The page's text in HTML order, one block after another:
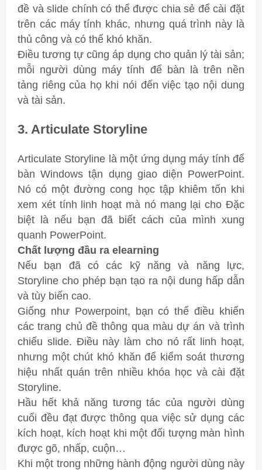
đề và slide chính có thể được chia sẻ để cài đặt
trên các máy tính khác, nhưng quá trình này là
thủ công và có thể khó khăn.
Điều tương tự cũng áp dụng cho quản lý tài sản;
mỗi người dùng máy tính để bàn là trên nền
tảng riêng của họ khi nói đến việc tạo nội dung
và tài sản.
3. Articulate Storyline
Articulate Storyline là một ứng dụng máy tính để
bàn Windows tận dụng giao diện PowerPoint.
Nó có một đường cong học tập khiêm tốn khi
xem xét tính linh hoạt mà nó mang lại cho Đặc
biệt là nếu bạn đã biết cách của mình xung
quanh PowerPoint.
Chất lượng đầu ra elearning
Nếu bạn đã có các kỹ năng và năng lực,
Storyline cho phép bạn tạo ra nội dung hấp dẫn
và tùy biến cao.
Giống như Powerpoint, bạn có thể điều khiển
các trang chủ đề thông qua màu dự án và trình
chiếu slide. Điều này làm cho nó rất linh hoạt,
nhưng một chút khó khăn để kiểm soát thương
hiệu nhất quán trên nhiều khóa học và cài đặt
Storyline.
Hầu hết khả năng tương tác của người dùng
cuối đều đạt được thông qua việc sử dụng các
kích hoạt, kích hoạt khi một đối tượng màn hình
được gõ, nhấp, cuộn…
Khi một trong những hành động người dùng này